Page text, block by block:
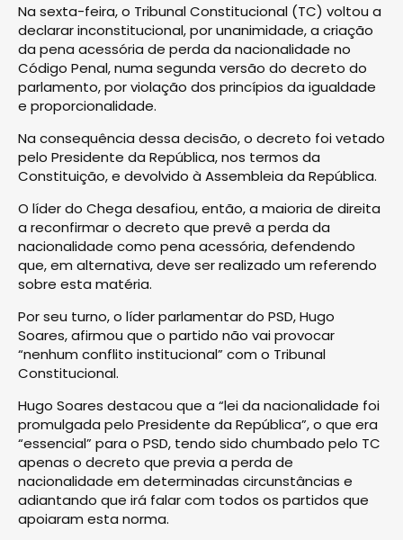
Na sexta-feira, o Tribunal Constitucional (TC) voltou a
declarar inconstitucional, por unanimidade, a criação
da pena acessória de perda da nacionalidade no
Código Penal, numa segunda versão do decreto do
parlamento, por violação dos princípios da igualdade
e proporcionalidade.
Na consequência dessa decisão, o decreto foi vetado
pelo Presidente da República, nos termos da
Constituição, e devolvido à Assembleia da República.
O líder do Chega desafiou, então, a maioria de direita
a reconfirmar o decreto que prevê a perda da
nacionalidade como pena acessória, defendendo
que, em alternativa, deve ser realizado um referendo
sobre esta matéria.
Por seu turno, o líder parlamentar do PSD, Hugo
Soares, afirmou que o partido não vai provocar
“nenhum conflito institucional” com o Tribunal
Constitucional.
Hugo Soares destacou que a “lei da nacionalidade foi
promulgada pelo Presidente da República”, o que era
“essencial” para o PSD, tendo sido chumbado pelo TC
apenas o decreto que previa a perda de
nacionalidade em determinadas circunstâncias e
adiantando que irá falar com todos os partidos que
apoiaram esta norma.